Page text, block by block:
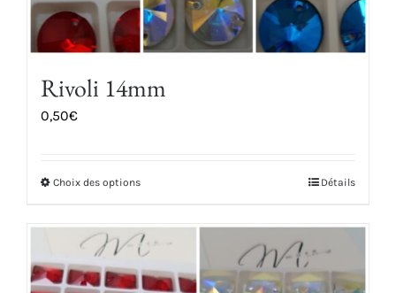
du
produit
Rivoli 14mm
0,50€
Choix des optionsCe
a
variations.
Détails